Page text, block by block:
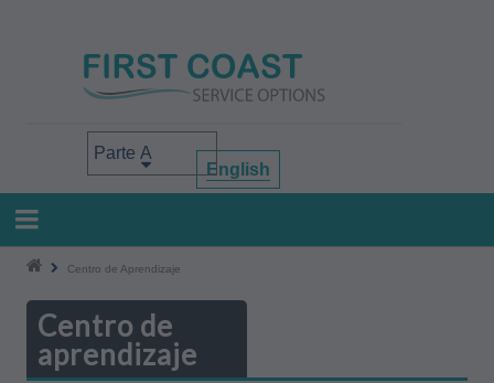
Select your area of interest
English
Centro de Aprendizaje
Centro de
aprendizaje